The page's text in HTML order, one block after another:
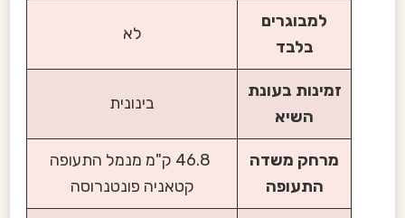
למבוגרים
בלבד
לא
זמינות בעונת
השיא
בינונית
מרחק משדה
התעופה
46.8 ק"מ מנמל התעופה
קטאניה פונטנרוסה